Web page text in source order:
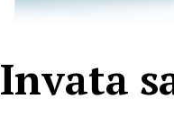
Invata